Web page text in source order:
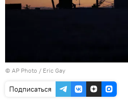
© AP Photo / Eric Gay
Подписаться